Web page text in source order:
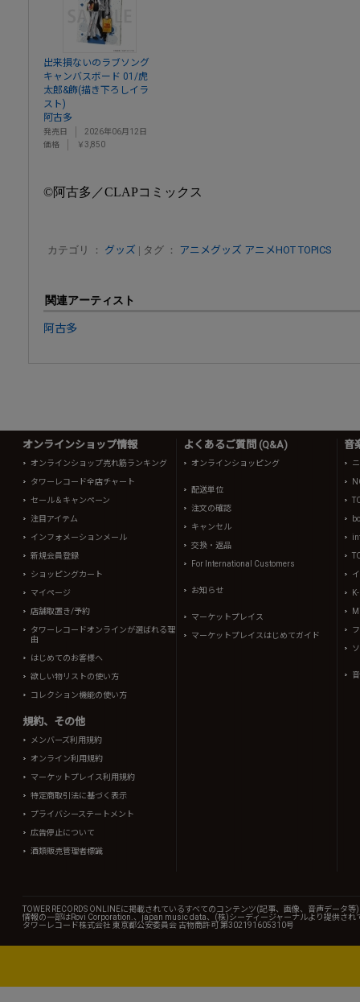
出来損ないのラブソング
キャンバスボード 01/虎
太郎&飾(描き下ろしイラ
スト)
阿古多
発売日
2026年06月12日
価格
￥3,850
©阿古多／CLAPコミックス
カテゴリ ： グッズ | タグ ： アニメグッズ アニメHOT TOPICS
関連アーティスト
阿古多
オンラインショップ情報
オンラインショップ売れ筋ランキング
タワーレコード全店チャート
セール＆キャンペーン
注目アイテム
インフォメーションメール
新規会員登録
ショッピングカート
マイページ
店舗取置き/予約
タワーレコードオンラインが選ばれる理
由
はじめてのお客様へ
欲しい物リストの使い方
コレクション機能の使い方
規約、その他
メンバーズ利用規約
オンライン利用規約
マーケットプレイス利用規約
特定商取引法に基づく表示
プライバシーステートメント
広告停止について
酒類販売管理者標識
よくあるご質問 (Q&A)
オンラインショッピング
配送単位
注文の確認
キャンセル
交換・返品
For International Customers
お知らせ
マーケットプレイス
マーケットプレイスはじめてガイド
音
TOWER RECORDS ONLINEに掲載されているすべてのコンテンツ(記事、画像、音声データ
情報の一部はRovi Corporation.、japan music data、(株)シーディージャーナルより提供され
タワーレコード株式会社 東京都公安委員会 古物商許可 第302191605310号